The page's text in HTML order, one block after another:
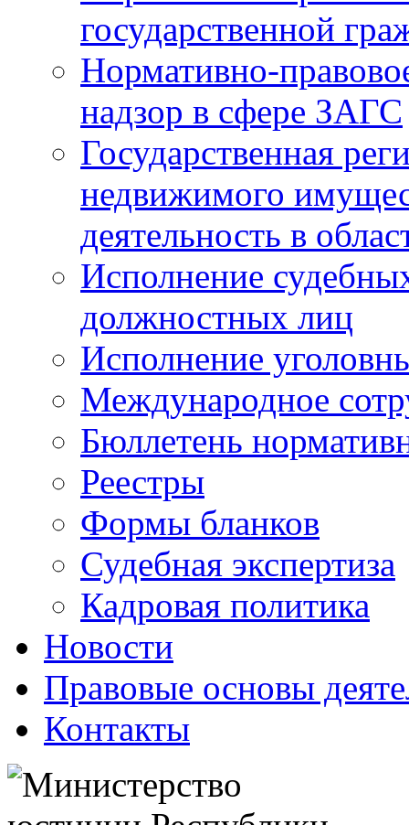
государственной
Нормативно-
надзор в сфере ЗАГС
Государственная
недвижимого
деятельность в
Исполнение
должностных лиц
Исполнение
Международное
Бюллетень
Реестры
Формы бланков
Судебная экспертиза
Кадровая политика
Новости
Правовые основы
Контакты